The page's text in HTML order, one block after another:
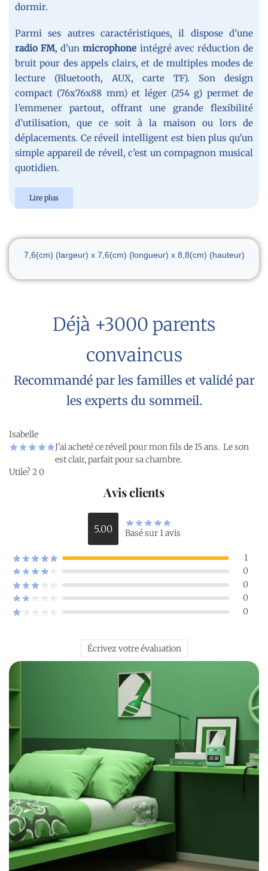
dormir.
Parmi ses autres caractéristiques, il dispose d’une
radio FM, d’unmicrophone intégré avec réduction de
bruit pour des appels clairs, et de multiples modes de
lecture (Bluetooth, AUX, carte TF). Son design
compact (76x76x88 mm) et léger (254 g) permet de
l’emmener partout, offrant une grande flexibilité
d’utilisation, que ce soit à la maison ou lors de
déplacements. Ce réveil intelligent est bien plus qu’un
simple appareil de réveil, c’est un compagnon musical
quotidien.
Lire plus
Dimensions du réveil
7,6(cm) (largeur) x 7,6(cm) (longueur) x 8,8(cm) (hauteur)
Déjà +3000 parents
convaincus
Recommandé par les familles et validé par
les experts du sommeil.
Isabelle
J'ai acheté ce réveil pour mon fils de 15 ans. Le son
est clair, parfait pour sa chambre.
Utile? 20
Avis clients
5.00 Basé sur 1 avis
1
0
0
0
0
Écrivez votre évaluation